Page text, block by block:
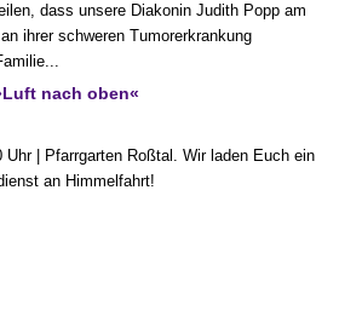
dass unsere Diakonin Judith Popp am
ihrer schweren Tumorerkrankung
nach oben«
Uhr | Pfarrgarten Roßtal. Wir laden Euch ein
an Himmelfahrt!